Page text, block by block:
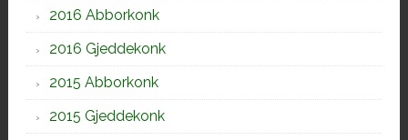
2016 Abborkonk
2016 Gjeddekonk
2015 Abborkonk
2015 Gjeddekonk